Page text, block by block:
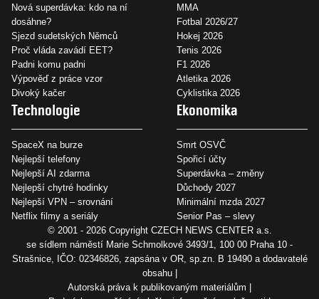
Nová superdávka: kdo na ní
dosáhne?
Sjezd sudetských Němců
Proč vláda zavádí EET?
Padni komu padni
Výpověď z práce vzor
Divoký kačer
MMA
Fotbal 2026/27
Hokej 2026
Tenis 2026
F1 2026
Atletika 2026
Cyklistika 2026
Technologie
SpaceX na burze
Nejlepší telefony
Nejlepší AI zdarma
Nejlepší chytré hodinky
Nejlepší VPN – srovnání
Netflix filmy a seriály
Ekonomika
Smrt OSVČ
Spořicí účty
Superdávka – změny
Důchody 2027
Minimální mzda 2027
Senior Pas – slevy
© 2001 - 2026 Copyright CZECH NEWS CENTER a.s.
se sídlem náměstí Marie Schmolkové 3493/1, 100 00 Praha 10 -
Strašnice, IČO: 02346826, zapsána v OR, sp.zn. B 19490 a dodavatelé
obsahu
Autorská práva k publikovaným materiálům